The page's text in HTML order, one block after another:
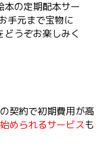
本の定期配本サー
手元まで宝物に
うぞお楽しみく
契約で初期費用が高
められるサービスも